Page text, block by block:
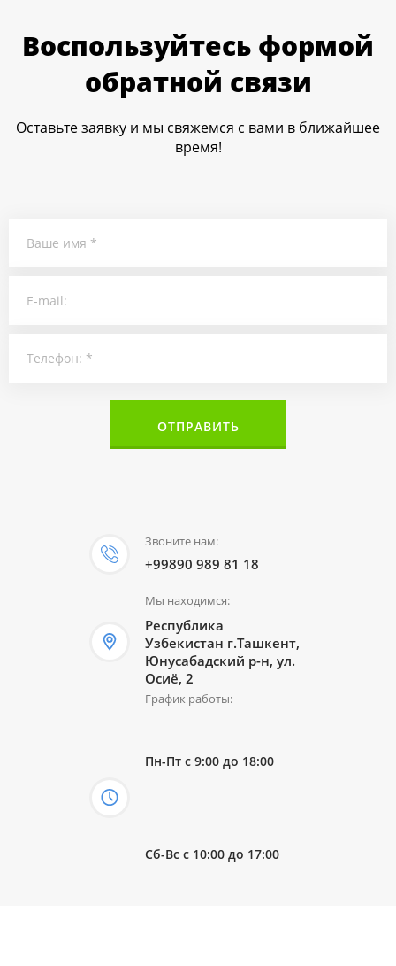
Воспользуйтесь формой
обратной связи
Оставьте заявку и мы свяжемся с вами в ближайшее
время!
ОТПРАВИТЬ
Звоните нам:
+99890 989 81 18
Республика
Узбекистан г.Ташкент,
Юнусабадский р-н, ул.
Осиё, 2
Мы находимся:
Пн-Пт с 9:00 до 18:00
Сб-Вс с 10:00 до 17:00
График работы: